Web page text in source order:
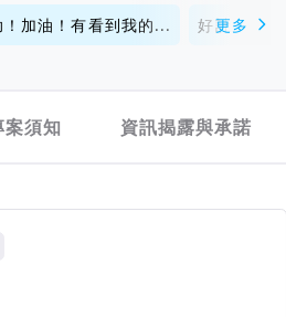
！加油！有看到我的... 好計畫一定
更多
案須知 資訊揭露與承諾